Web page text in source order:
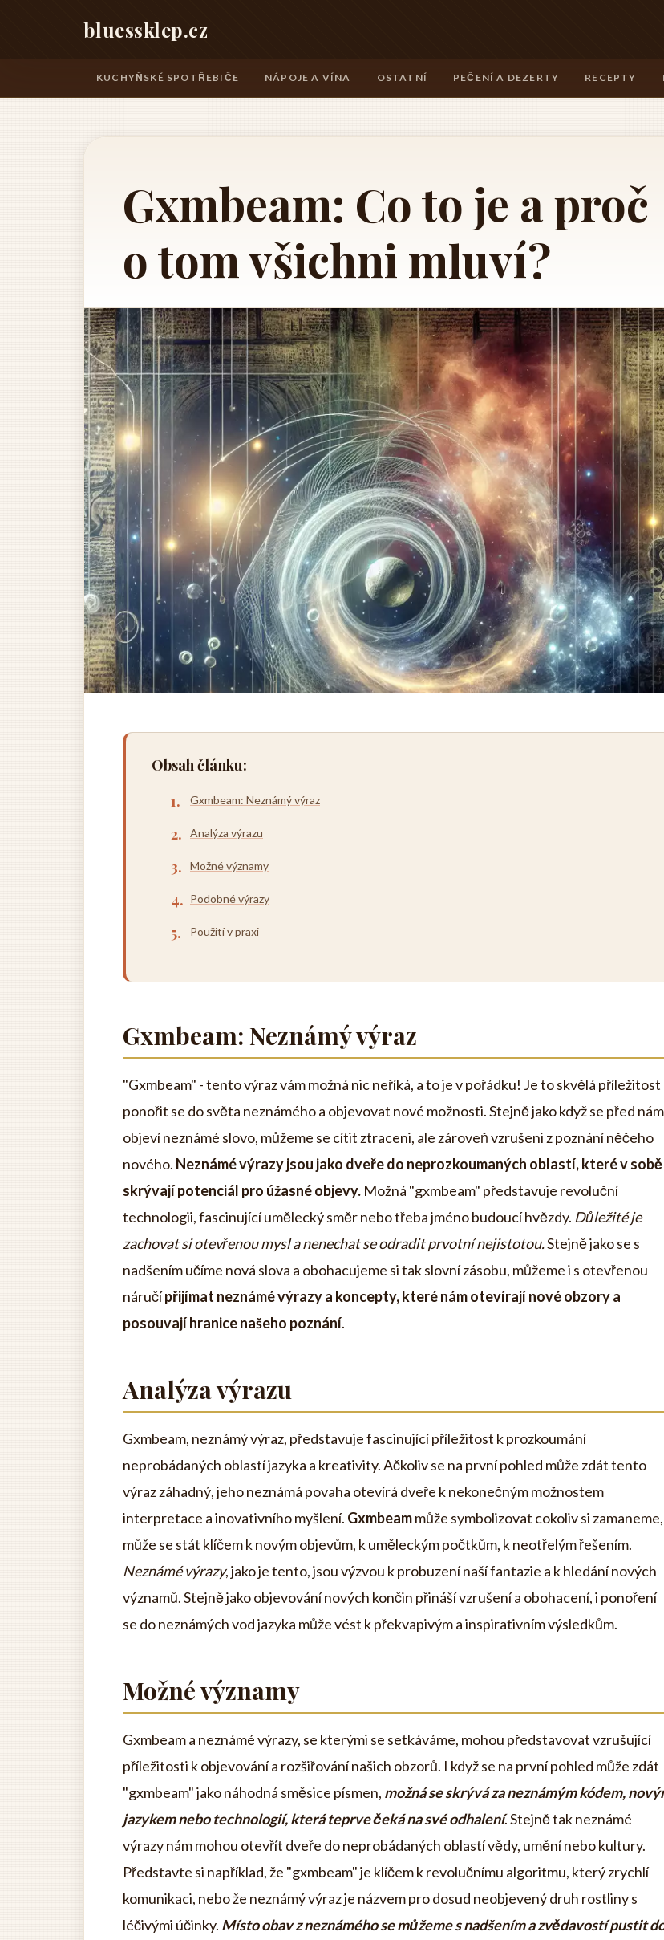
bluessklep.cz
KUCHYŇSKÉ SPOTŘEBIČE NÁPOJE A VÍNA OSTATNÍ PEČENÍ A DEZERTY RECEPTY
Gxmbeam: Co to je a proč
o tom všichni mluví?
Obsah článku:
Gxmbeam: Neznámý výraz
Analýza výrazu
Možné významy
Podobné výrazy
Použití v praxi
Gxmbeam: Neznámý výraz
"Gxmbeam" - tento výraz vám možná nic neříká, a to je v pořádku! Je to skvělá příležitost
ponořit se do světa neznámého a objevovat nové možnosti. Stejně jako když se před
objeví neznámé slovo, můžeme se cítit ztraceni, ale zároveň vzrušeni z poznání něčeho
nového. Neznámé výrazy jsou jako dveře do neprozkoumaných oblastí, které v sobě
skrývají potenciál pro úžasné objevy. Možná "gxmbeam" představuje revoluční
technologii, fascinující umělecký směr nebo třeba jméno budoucí hvězdy. Důležité je
zachovat si otevřenou mysl a nenechat se odradit prvotní nejistotou.Stejně jako se s
nadšením učíme nová slova a obohacujeme si tak slovní zásobu, můžeme i s otevřenou
náručípřijímat neznámé výrazy a koncepty, které nám otevírají nové obzory a
posouvají hranice našeho poznání.
Analýza výrazu
Gxmbeam, neznámý výraz, představuje fascinující příležitost k prozkoumání
neprobádaných oblastí jazyka a kreativity. Ačkoliv se na první pohled může zdát tento
výraz záhadný, jeho neznámá povaha otevírá dveře k nekonečným možnostem
interpretace a inovativního myšlení. Gxmbeammůže symbolizovat cokoliv si zamaneme,
může se stát klíčem k novým objevům, k uměleckým počtkům, k neotřelým řešením.
Neznámé výrazy, jako je tento, jsou výzvou k probuzení naší fantazie a k hledání nových
významů. Stejně jako objevování nových končin přináší vzrušení a obohacení, i ponoření
se do neznámých vod jazyka může vést k překvapivým a inspirativním výsledkům.
Možné významy
Gxmbeam a neznámé výrazy, se kterými se setkáváme, mohou představovat vzrušující
příležitosti k objevování a rozšiřování našich obzorů. I když se na první pohled může zdát
"gxmbeam" jako náhodná směsice písmen, možná se skrývá za neznámým kódem,
jazykem nebo technologií, která teprve čeká na své odhalení. Stejně tak neznámé
výrazy nám mohou otevřít dveře do neprobádaných oblastí vědy, umění nebo kultury.
Představte si například, že "gxmbeam" je klíčem k revolučnímu algoritmu, který zrychlí
komunikaci, nebo že neznámý výraz je názvem pro dosud neobjevený druh rostliny s
léčivými účinky. Místo obav z neznámého se můžeme s nadšením a zvědavostí pustit